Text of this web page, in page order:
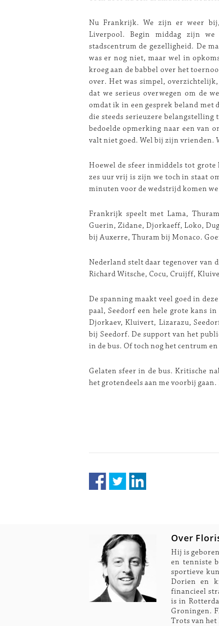
Nu Frankrijk. We zijn er weer
Liverpool. Begin middag zijn
stadscentrum de gezelligheid. De
was er nog niet, maar wel in
kroeg aan de babbel over het
over. Het was simpel,
dat we serieus overwegen om de
omdat ik in een gesprek beland met
die steeds serieuzere
bedoelde opmerking naar een van
valt niet goed. Wel bij zijn vrienden.
Hoewel de sfeer inmiddels tot grote
zes uur vrij is zijn we toch in staat
minuten voor de wedstrijd komen
Frankrijk speelt met Lama,
Guerin, Zidane, Djorkaeff, Loko,
bij Auxerre, Thuram bij Monaco.
Nederland stelt daar tegenover van
Richard Witsche, Cocu, Cruijff,
De spanning maakt veel goed in
paal, Seedorf een hele grote kans
Djorkaev, Kluivert, Lizarazu,
bij Seedorf. De support van het
in de bus. Of toch nog het centrum
Gelaten sfeer in de bus. Kritische
het grotendeels aan me voorbij
Over
Hij is
en tenniste
sportieve
Dorien en
financieel
is in
Groningen.
Trots van